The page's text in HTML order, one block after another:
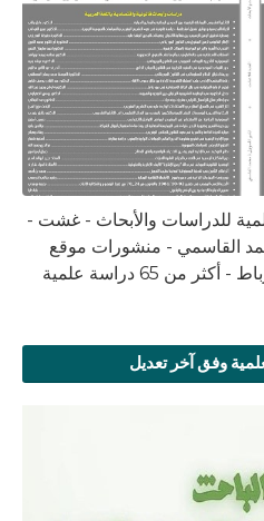
العلمية للدراسات والأبحاث - غشت -
محمد القاسمي - منشورات موقع
65 دراسة علمية
وفق آخر تعديل